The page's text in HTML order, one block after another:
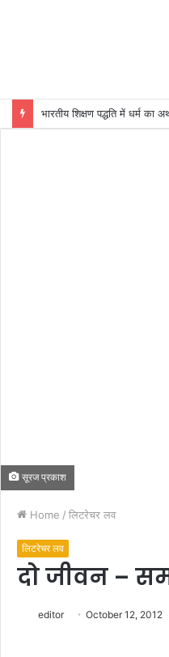
सूरज प्रकाश
Home / लिटरेचर लव
लिटरेचर लव
दो जीवन –
editor October 12, 2012